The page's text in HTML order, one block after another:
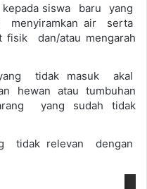
siswa baru yang
menyiramkan air serta
fisik dan/atau mengarah
tidak masuk akal
hewan atau tumbuhan
yang sudah tidak
tidak relevan dengan